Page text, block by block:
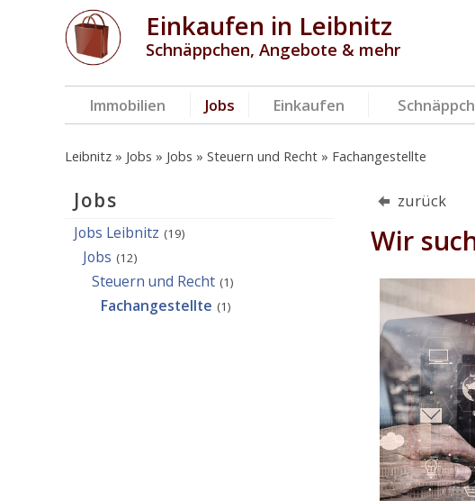
Einkaufen in Leibnitz
Schnäppchen, Angebote & mehr
Immobilien Jobs Einkaufen
Leibnitz Jobs Jobs Steuern und Recht Fachangestellte
zurück
Wir
Jobs
Jobs Leibnitz (19)
Jobs (12)
Steuern und Recht (1)
Fachangestellte (1)